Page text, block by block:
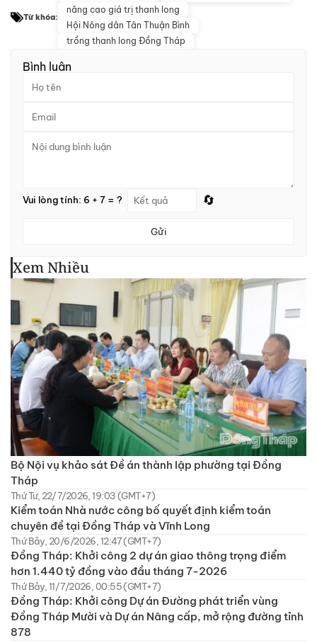
Từ khóa:
nâng cao giá trị thanh long
Hội Nông dân Tân Thuận Bình
trồng thanh long Đồng Tháp
Bình luận
Vui lòng tính: 6 + 7 = ? 🔄
Gửi
Xem Nhiều
Bộ Nội vụ khảo sát Đề án thành lập phường tại Đồng
Tháp
Thứ Tư, 22/7/2026, 19:03 (GMT+7)
Kiểm toán Nhà nước công bố quyết định kiểm toán
chuyên đề tại Đồng Tháp và Vĩnh Long
Thứ Bảy, 20/6/2026, 12:47 (GMT+7)
Đồng Tháp: Khởi công 2 dự án giao thông trọng điểm
hơn 1.440 tỷ đồng vào đầu tháng 7-2026
Thứ Bảy, 11/7/2026, 00:55 (GMT+7)
Đồng Tháp: Khởi công Dự án Đường phát triển vùng
Đồng Tháp Mười và Dự án Nâng cấp, mở rộng đường tỉnh
878